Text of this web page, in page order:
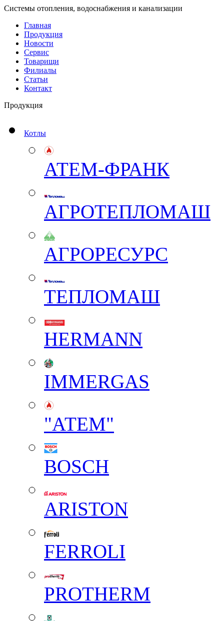
Системы отопления, водоснабжения и канализации
Главная
Продукция
Новости
Сервис
Товарищи
Филиалы
Статьи
Контакт
Продукция
Котлы
АТЕМ-ФРАНК
АГРОТЕПЛОМАШ
АГРОРЕСУРС
ТЕПЛОМАШ
HERMANN
IMMERGAS
"АТЕМ"
BOSCH
ARISTON
FERROLI
PROTHERM